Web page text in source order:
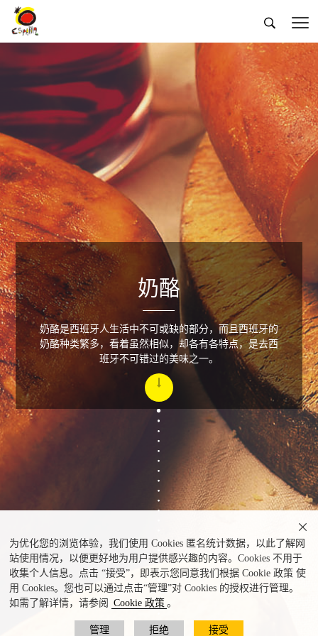
 
为优化您的浏览体验，我们使用 Cookies 匿名统计数据，以此了解网
站使用情况，以便更好地为用户提供感兴趣的内容。Cookies 不用于
收集个人信息。点击 “接受”，即表示您同意我们根据 Cookie 政策 使
用 Cookies。您也可以通过点击“管理”对 Cookies 的授权进行管理。
如需了解详情，请参阅
Cookie 政策 。
管理 拒绝 接受

奶酪
奶酪
奶酪是西班牙人生活中不可或缺的部分，而且西班牙的
奶酪种类繁多，看着虽然相似，却各有各特点，是去西
班牙不可错过的美味之一。